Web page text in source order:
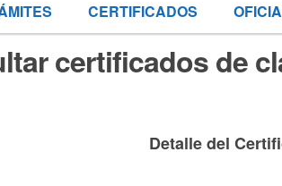
CERTIFICADOS
certificados de
Detalle del